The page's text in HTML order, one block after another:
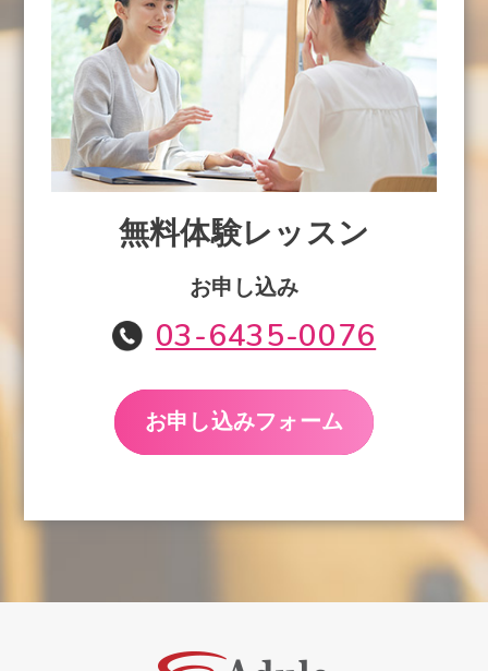
無料体験レッスン
お申し込み
03-6435-0076
お申し込みフォーム